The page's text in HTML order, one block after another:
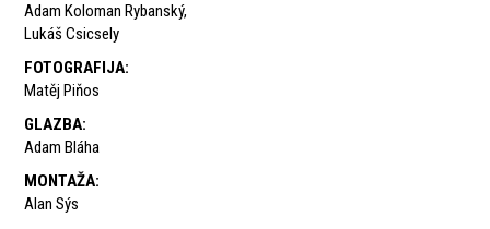
Adam Koloman Rybanský,
Lukáš Csicsely
FOTOGRAFIJA:
Matěj Piňos
GLAZBA:
Adam Bláha
MONTAŽA:
Alan Sýs